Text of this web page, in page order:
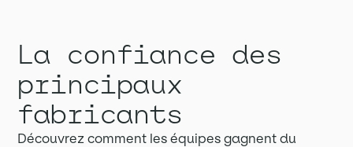
La confiance des
principaux
fabricants
Découvrez comment les équipes gagnent du